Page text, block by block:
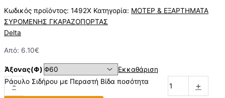
Κωδικός προϊόντος: 1492X Κατηγορία: ΜΟΤΕΡ & ΕΞΑΡΤΗΜΑΤΑ
ΣΥΡΟΜΕΝΗΣ ΓΚΑΡΑΖΟΠΟΡΤΑΣ
Delta
Από: 6.10€
Άξονας(Φ) Εκκαθάριση
-
Ράουλο Σιδήρου με Περαστή Βίδα ποσότητα +